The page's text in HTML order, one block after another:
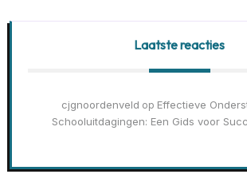
Laatste reacties
cjgnoordenveld op Effectieve
Schooluitdagingen: Een Gids voor